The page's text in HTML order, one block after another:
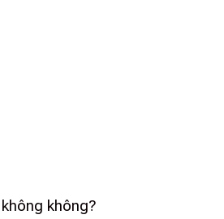
không?